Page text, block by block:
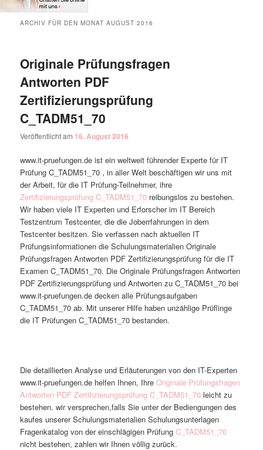
ARCHIV FÜR DEN MONATAUGUST 2016
Originale Prüfungsfragen
Antworten PDF
Zertifizierungsprüfung
C_TADM51_70
Veröffentlicht am 16. August 2016
www.it-pruefungen.de ist ein weltweit führender Experte für IT
Prüfung C_TADM51_70 , in aller Welt beschäftigen wir uns mit
der Arbeit, für die IT Prüfung-Teilnehmer, ihre
Zertifizierungsprüfung C_TADM51_70 reibungslos zu bestehen.
Wir haben viele IT Experten und Erforscher im IT Bereich
Testzentrum Testcenter, die die Joberrfahrungen in dem
Testcenter besitzen. Sie verfassen nach aktuellen IT
Prüfungsinformationen die Schulungsmaterialien Originale
Prüfungsfragen Antworten PDF Zertifizierungsprüfung für die IT
Examen C_TADM51_70. Die Originale Prüfungsfragen Antworten
PDF Zertifizierungsprüfung und Antworten zu C_TADM51_70 bei
www.it-pruefungen.de decken alle Prüfungsaufgaben
C_TADM51_70 ab. Mit unserer Hilfe haben unzählige Prüflinge
die IT Prüfungen C_TADM51_70 bestanden.
Die detaillierten Analyse und Erläuterungen von den IT-Experten
www.it-pruefungen.de helfen Ihnen, IhreOriginale Prüfungsfragen
Antworten PDF Zertifizierungsprüfung C_TADM51_70 leicht zu
bestehen. wir versprechen,falls Sie unter der Bediengungen des
kaufes unserer Schulungsmaterialien Schulungsunterlagen
Fragenkatalog von der einschlägigen PrüfungC_TADM51_70
nicht bestehen, zahlen wir Ihnen völlig zurück.